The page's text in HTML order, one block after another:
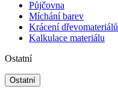
Půjčovna
Míchání barev
Krácení dřevomateriálů
Kalkulace materiálu
Ostatní
Ostatní